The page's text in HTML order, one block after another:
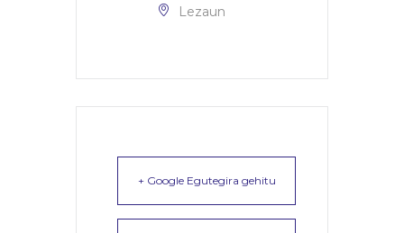
Lezaun
+ Google Egutegira gehitu